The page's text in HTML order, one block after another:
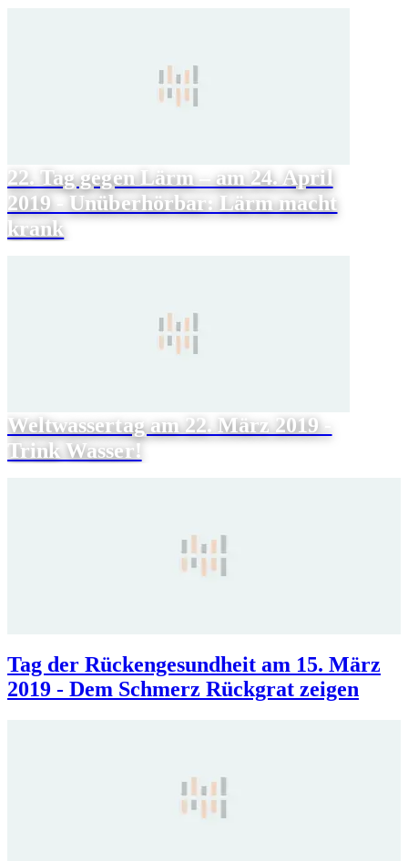
22. Tag gegen Lärm – am 24. April
2019 - Unüberhörbar: Lärm macht
krank
Weltwassertag am 22. März 2019 -
Trink Wasser!
Tag der Rückengesundheit am 15. März
2019 - Dem Schmerz Rückgrat zeigen